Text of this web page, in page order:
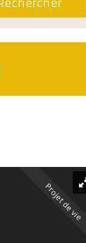
Projet de vie